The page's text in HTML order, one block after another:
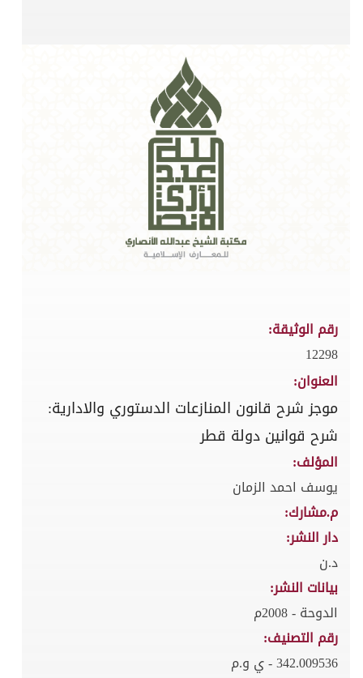
رقم الوثيقة:
12298
العنوان:
موجز شرح قانون المنازعات الدستوري والادارية:
شرح قوانين دولة قطر
المؤلف:
يوسف احمد الزمان
م.مشارك:
دار النشر:
د.ن
بيانات النشر:
الدوحة - 2008م
رقم التصنيف:
342.009536 - ي و.م